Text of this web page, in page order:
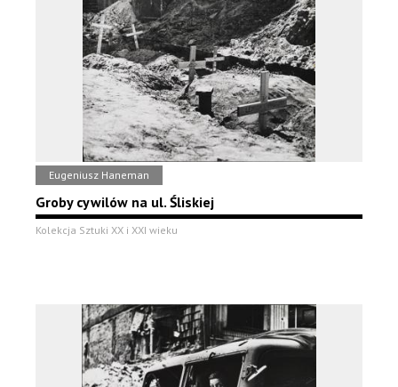
Eugeniusz Haneman
Groby cywilów na ul. Śliskiej
Kolekcja Sztuki XX i XXI wieku